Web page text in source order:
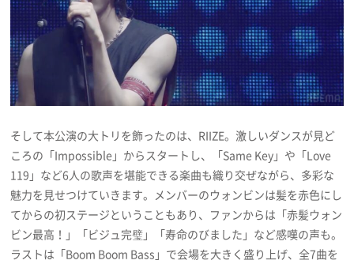
そして本公演の大トリを飾ったのは、RIIZE。激しいダンスが見ど
ころの「Impossible」からスタートし、「Same Key」や「Love
119」など6人の歌声を堪能できる楽曲も織り交ぜながら、多彩な
魅力を見せつけていきます。メンバーのウォンビンは髪を赤色にし
てからの初ステージということもあり、ファンからは「赤髪ウォン
ビン最高！」「ビジュ完璧」「寿命のびました」など感嘆の声も。
ラストは「Boom Boom Bass」で会場を大きく盛り上げ、全7曲を